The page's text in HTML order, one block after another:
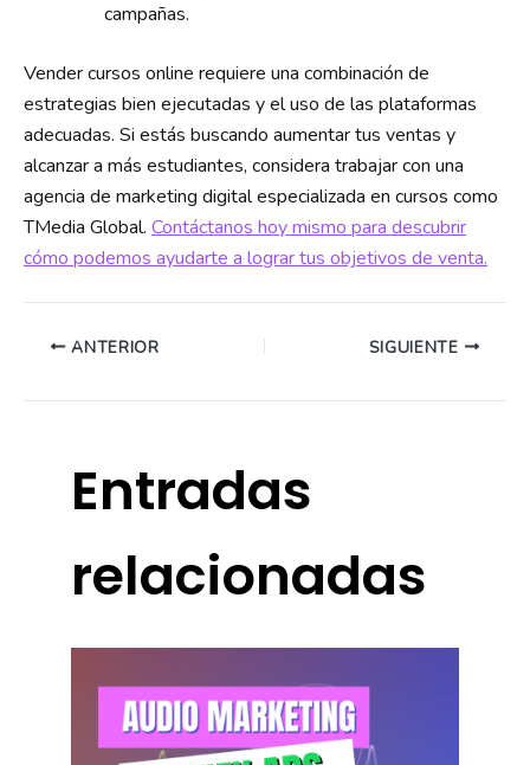
campañas.
Vender cursos online requiere una combinación de
estrategias bien ejecutadas y el uso de las plataformas
adecuadas. Si estás buscando aumentar tus ventas y
alcanzar a más estudiantes, considera trabajar con una
agencia de marketing digital especializada en cursos como
TMedia Global. Contáctanos hoy mismo para descubrir
cómo podemos ayudarte a lograr tus objetivos de venta.
ANTERIOR SIGUIENTE
Entradas
relacionadas